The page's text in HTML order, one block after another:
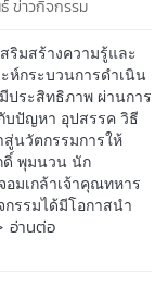
ข่าวกิจกรรม
ริมสร้างความรู้และ
ห์กระบวนการดำเนิน
ประสิทธิภาพ ผ่านการ
บปัญหา อุปสรรค วิธี
นวัตกรรมการให้
ดิ์ พุมนวน นัก
มเกล้าเจ้าคุณทหาร
กรรมได้มีโอกาสนำ
อ่านต่อ